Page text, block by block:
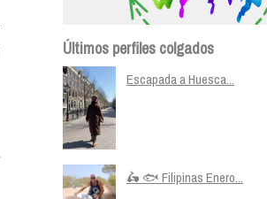
Últimos perfiles colgados
Escapada a Huesca...
🛵 🐟 Filipinas Enero...